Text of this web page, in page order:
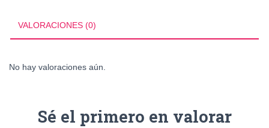
VALORACIONES (0)
No hay valoraciones aún.
Sé el primero en valorar